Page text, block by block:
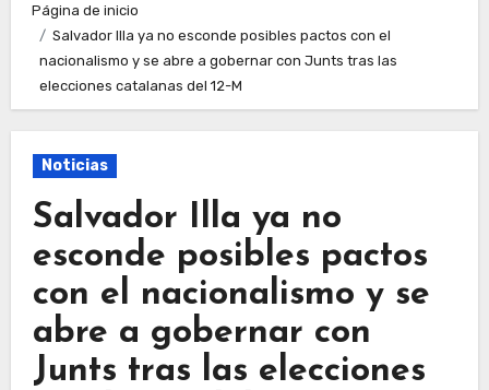
Página de inicio
Salvador Illa ya no esconde posibles pactos con el
nacionalismo y se abre a gobernar con Junts tras las
elecciones catalanas del 12-M
Noticias
Salvador Illa ya no
esconde posibles pactos
con el nacionalismo y se
abre a gobernar con
Junts tras las elecciones